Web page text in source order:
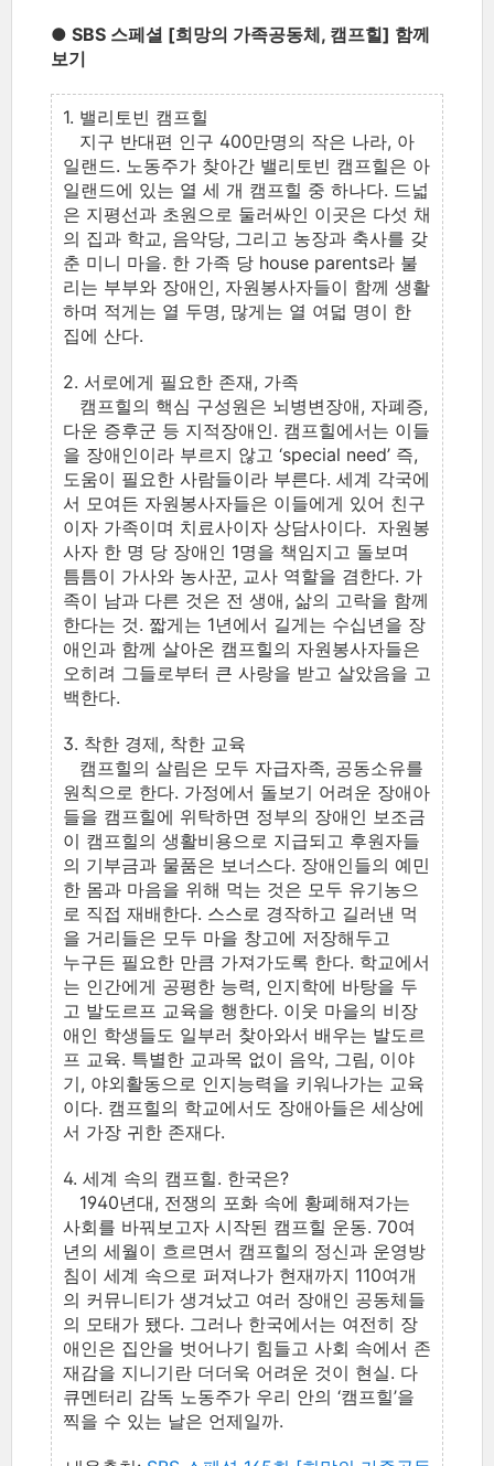
● SBS 스페셜 [희망의 가족공동체, 캠프힐] 함께
보기
1. 밸리토빈 캠프힐
지구 반대편 인구 400만명의 작은 나라, 아
일랜드. 노동주가 찾아간 밸리토빈 캠프힐은 아
일랜드에 있는 열 세 개 캠프힐 중 하나다. 드넓
은 지평선과 초원으로 둘러싸인 이곳은 다섯 채
의 집과 학교, 음악당, 그리고 농장과 축사를 갖
춘 미니 마을. 한 가족 당 house parents라 불
리는 부부와 장애인, 자원봉사자들이 함께 생활
하며 적게는 열 두명, 많게는 열 여덟 명이 한
집에 산다.
2. 서로에게 필요한 존재, 가족
캠프힐의 핵심 구성원은 뇌병변장애, 자폐증,
다운 증후군 등 지적장애인. 캠프힐에서는 이들
을 장애인이라 부르지 않고 ‘special need’ 즉,
도움이 필요한 사람들이라 부른다. 세계 각국에
서 모여든 자원봉사자들은 이들에게 있어 친구
이자 가족이며 치료사이자 상담사이다. 자원봉
사자 한 명 당 장애인 1명을 책임지고 돌보며
틈틈이 가사와 농사꾼, 교사 역할을 겸한다. 가
족이 남과 다른 것은 전 생애, 삶의 고락을 함께
한다는 것. 짧게는 1년에서 길게는 수십년을 장
애인과 함께 살아온 캠프힐의 자원봉사자들은
오히려 그들로부터 큰 사랑을 받고 살았음을 고
백한다.
3. 착한 경제, 착한 교육
캠프힐의 살림은 모두 자급자족, 공동소유를
원칙으로 한다. 가정에서 돌보기 어려운 장애아
들을 캠프힐에 위탁하면 정부의 장애인 보조금
이 캠프힐의 생활비용으로 지급되고 후원자들
의 기부금과 물품은 보너스다. 장애인들의 예민
한 몸과 마음을 위해 먹는 것은 모두 유기농으
로 직접 재배한다. 스스로 경작하고 길러낸 먹
을 거리들은 모두 마을 창고에 저장해두고
누구든 필요한 만큼 가져가도록 한다. 학교에서
는 인간에게 공평한 능력, 인지학에 바탕을 두
고 발도르프 교육을 행한다. 이웃 마을의 비장
애인 학생들도 일부러 찾아와서 배우는 발도르
프 교육. 특별한 교과목 없이 음악, 그림, 이야
기, 야외활동으로 인지능력을 키워나가는 교육
이다. 캠프힐의 학교에서도 장애아들은 세상에
서 가장 귀한 존재다.
4. 세계 속의 캠프힐. 한국은?
1940년대, 전쟁의 포화 속에 황폐해져가는
사회를 바꿔보고자 시작된 캠프힐 운동. 70여
년의 세월이 흐르면서 캠프힐의 정신과 운영방
침이 세계 속으로 퍼져나가 현재까지 110여개
의 커뮤니티가 생겨났고 여러 장애인 공동체들
의 모태가 됐다. 그러나 한국에서는 여전히 장
애인은 집안을 벗어나기 힘들고 사회 속에서 존
재감을 지니기란 더더욱 어려운 것이 현실. 다
큐멘터리 감독 노동주가 우리 안의 ‘캠프힐’을
찍을 수 있는 날은 언제일까.